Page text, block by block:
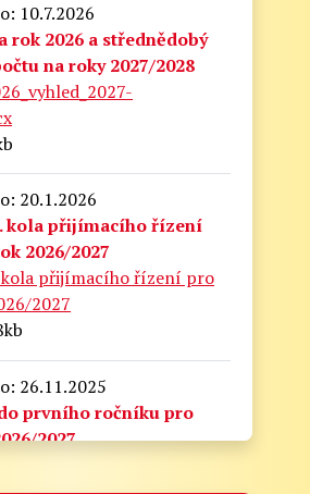
10.7.2026
rok 2026 a střednědobý
na roky 2027/2028
20.1.2026
kola přijímacího řízení
2026/2027
kola přijímacího řízení pro
2027
26.11.2025
prvního ročníku pro
2027